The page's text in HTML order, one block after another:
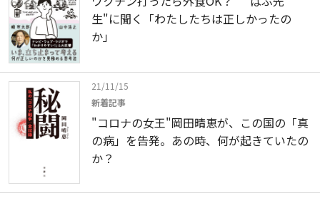
生"に聞く「わたしたちは正しかったの
か」
21/11/15
新着記事
"コロナの女王"岡田晴恵が、この国の「真
の病」を告発。あの時、何が起きていたの
か？